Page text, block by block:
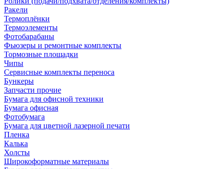
Ракели
Термоплёнки
Термоэлементы
Фотобарабаны
Фьюзеры и ремонтные комплекты
Тормозные площадки
Чипы
Сервисные комплекты переноса
Бункеры
Запчасти прочие
Бумага для офисной техники
Бумага офисная
Фотобумага
Бумага для цветной лазерной печати
Пленка
Калька
Холсты
Широкоформатные материалы